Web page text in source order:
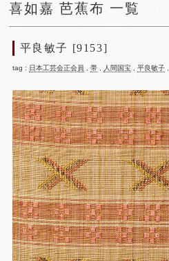
喜如嘉 芭蕉布 一覧
平良敏子 [9153]
tag : 日本工芸会正会員 , 帯, 人間国宝 , 平良敏子,